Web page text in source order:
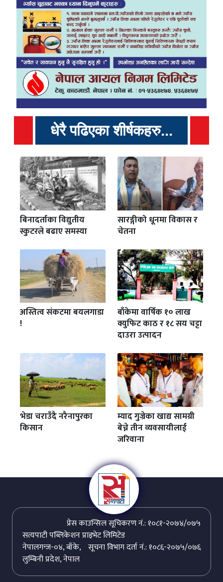
धेरै पढिएका शीर्षकहरु...
बिनादर्ताका विद्युतीय
स्कुटरले बढाए समस्या
सारङ्गीको धूनमा विकास र
चेतना
अस्तित्व संकटमा बयलगाडा
!
बाँकेमा वार्षिक १० लाख
क्युफिट काठ र १८ सय चट्टा
दाउरा उत्पादन
भेडा चराउँदै नरैनापुरका
किसान
म्याद गुज्रेका खाद्य सामग्री
बेच्ने तीन व्यवसायीलाई
जरिवाना
प्रेस काउन्सिल सूचिकरण नं.: १०८१-२०७४/०७५
सत्यपाटी पब्लिकेशन प्राइभेट लिमिटेड
सूचना विभाग दर्ता नं.: १०८६-२०७५/०७६
नेपालगन्ज-०४, बाँके,
लुम्बिनी प्रदेश, नेपाल